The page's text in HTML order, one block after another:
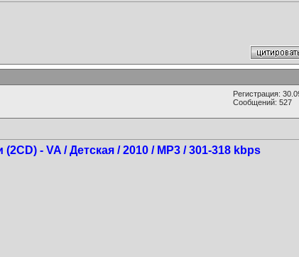
Регистрация:
Сообщений: 527
- VA / Детская / 2010 / MP3 / 301-318 kbps